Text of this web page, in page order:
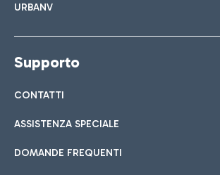
URBANV
Supporto
CONTATTI
ASSISTENZA SPECIALE
DOMANDE FREQUENTI